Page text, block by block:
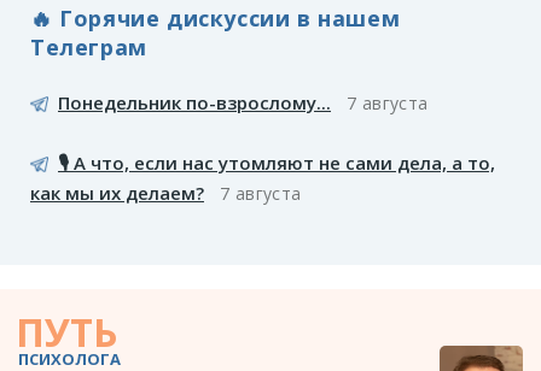
🔥 Горячие дискуссии в нашем
Телеграм
Понедельник по-взрослому... 7 августа
🎙️ А что, если нас утомляют не сами дела, а то,
как мы их делаем?
7 августа
ПУТЬ
ПСИХОЛОГА